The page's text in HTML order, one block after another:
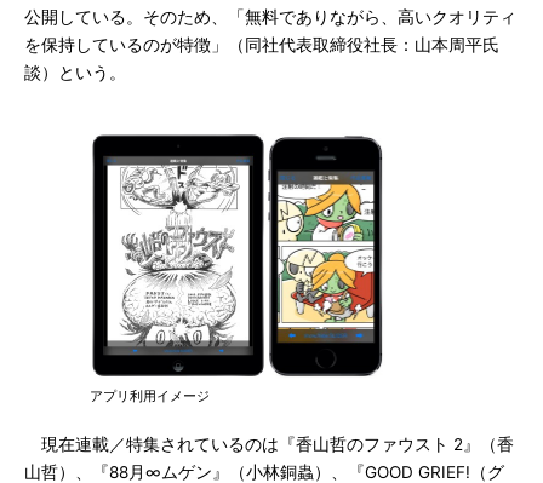
公開している。そのため、「無料でありながら、高いクオリティ
を保持しているのが特徴」（同社代表取締役社長：山本周平氏
談）という。
アプリ利用イメージ
現在連載／特集されているのは『香山哲のファウスト 2』（香
山哲）、『88月∞ムゲン』（小林銅蟲）、『GOOD GRIEF!（グ